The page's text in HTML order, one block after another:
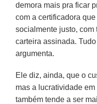
demora mais pra ficar
com a certificadora
socialmente justo,
carteira assinada.
argumenta.
Ele diz, ainda, que o
mas a lucratividade
também tende a ser